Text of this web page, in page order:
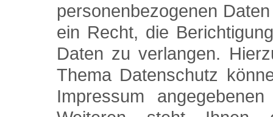
personenbezogenen
ein Recht, die
Daten zu verlangen.
Thema Datenschutz
Impressum